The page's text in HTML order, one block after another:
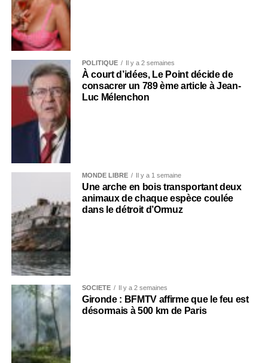
POLITIQUE Il y a 2 semaines
À court d’idées, Le Point décide de
consacrer un 789 ème article à Jean-
Luc Mélenchon
MONDE LIBRE Il y a 1 semaine
Une arche en bois transportant deux
animaux de chaque espèce coulée
dans le détroit d’Ormuz
SOCIÉTÉ Il y a 2 semaines
Gironde : BFMTV affirme que le feu est
désormais à 500 km de Paris